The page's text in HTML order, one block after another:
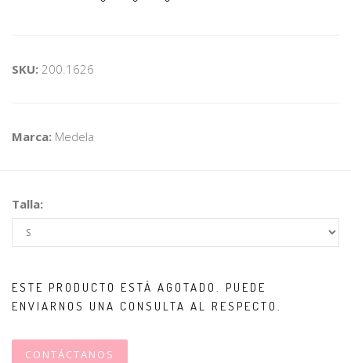
SKU: 200.1626
Marca: Medela
Talla:
ESTE PRODUCTO ESTÁ AGOTADO. PUEDE
ENVIARNOS UNA CONSULTA AL RESPECTO.
CONTÁCTANOS